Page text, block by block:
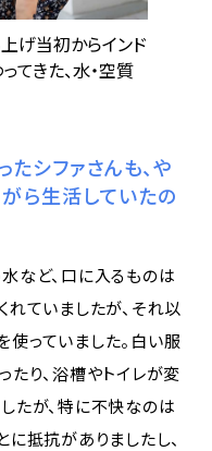
げ当初からインド
てきた、水・空質
シファさんも、や
ら生活していたの
など、口に入るものは
れていましたが、それ以
っていました。白い服
たり、浴槽やトイレが変
たが、特に不快なのは
抵抗がありましたし、